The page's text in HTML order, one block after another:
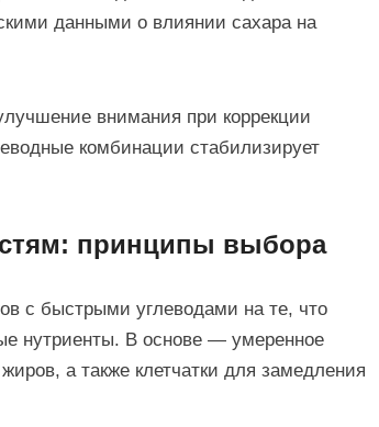
данными о влиянии сахара на
внимания при коррекции
комбинации стабилизирует
принципы выбора
с быстрыми углеводами на те, что
нутриенты. В основе — умеренное
а также клетчатки для замедления